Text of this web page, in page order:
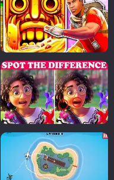
spot the differences
silly sky